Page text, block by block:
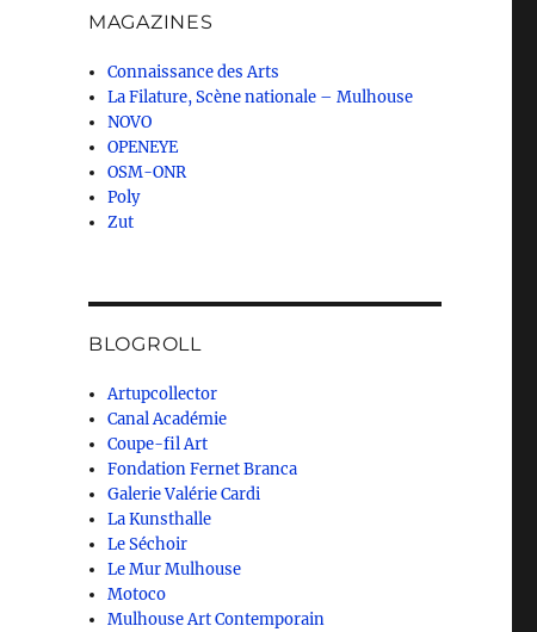
MAGAZINES
Connaissance des Arts
La Filature, Scène nationale – Mulhouse
NOVO
OPENEYE
OSM-ONR
Poly
Zut
BLOGROLL
Artupcollector
Canal Académie
Coupe-fil Art
Fondation Fernet Branca
Galerie Valérie Cardi
La Kunsthalle
Le Séchoir
Le Mur Mulhouse
Motoco
Mulhouse Art Contemporain